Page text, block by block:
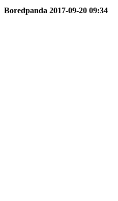
Boredpanda 2017-09-20 09:34